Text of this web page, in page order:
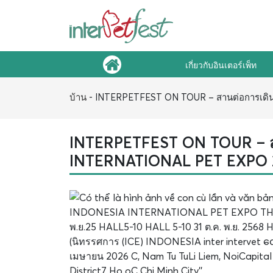
เกี่ยวกับอินเตอร์เพ็ท
บ้าน - INTERPETFEST ON TOUR – สานต่อการเ
INTERPETFEST ON TOUR
INTERNATIONAL PET EXPO